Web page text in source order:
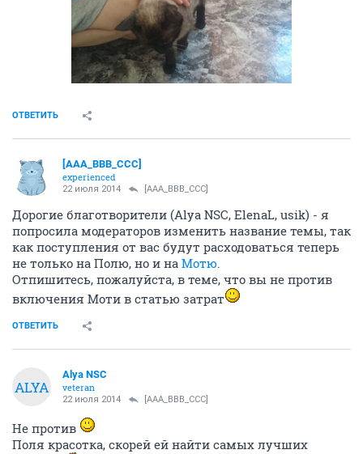
ОТВЕТИТЬ
[AAA_BBB_CCC]
experienced
22 июля 2014 [AAA_BBB_CCC]
Дорогие благотворители (Alya NSC, ElenaL, usik) - я
попросила модераторов изменить название темы, так
как поступления от вас будут расходоваться теперь
не только на Полю, но и на Мотю.
Отпишитесь, пожалуйста, в теме, что вы не против
включения Моти в статью затрат
ОТВЕТИТЬ
ALYA
Alya NSC
veteran
22 июля 2014 [AAA_BBB_CCC]
Не против
Поля красотка, скорей ей найти самых лучших